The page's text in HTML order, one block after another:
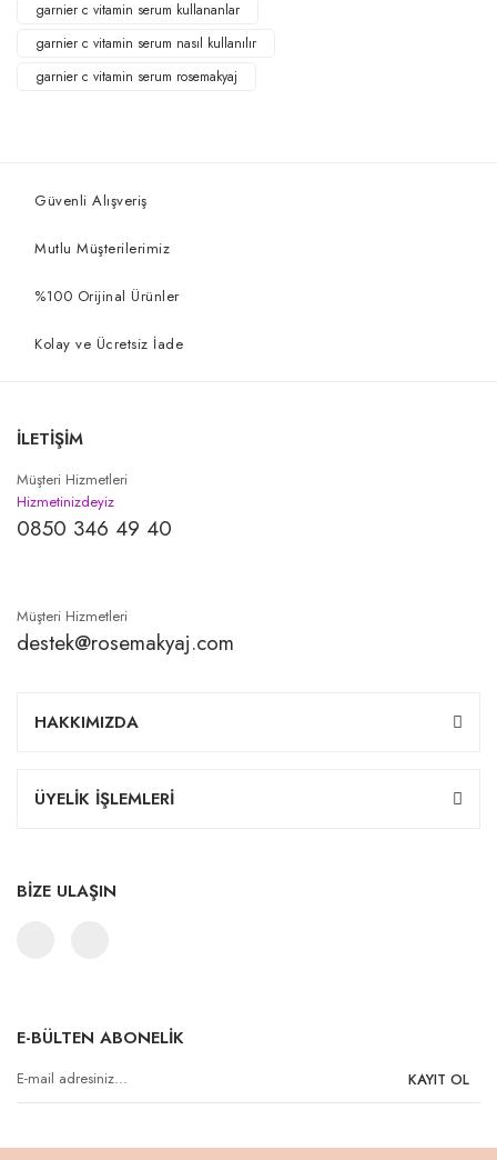
garnier c vitamin serum kullananlar
garnier c vitamin serum nasıl kullanılır
garnier c vitamin serum rosemakyaj
Güvenli Alışveriş
Mutlu Müşterilerimiz
%100 Orijinal Ürünler
Kolay ve Ücretsiz İade
İLETİŞİM
Müşteri Hizmetleri
Hizmetinizdeyiz
0850 346 49 40
Müşteri Hizmetleri
destek@rosemakyaj.com
HAKKIMIZDA
ÜYELİK İŞLEMLERİ
BİZE ULAŞIN
E-BÜLTEN ABONELİK
KAYIT OL